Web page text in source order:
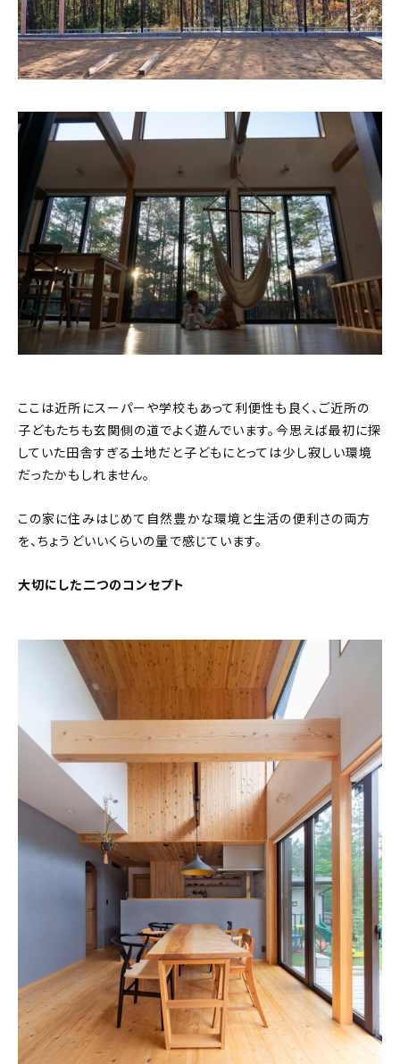
ここは近所にスーパーや学校もあって利便性も良く、ご近所の
子どもたちも玄関側の道でよく遊んでいます。今思えば最初に探
していた田舎すぎる土地だと子どもにとっては少し寂しい環境
だったかもしれません。
この家に住みはじめて自然豊かな環境と生活の便利さの両方
を、ちょうどいいくらいの量で感じています。
大切にした二つのコンセプト